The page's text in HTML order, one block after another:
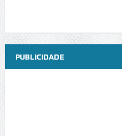
PUBLICIDADE